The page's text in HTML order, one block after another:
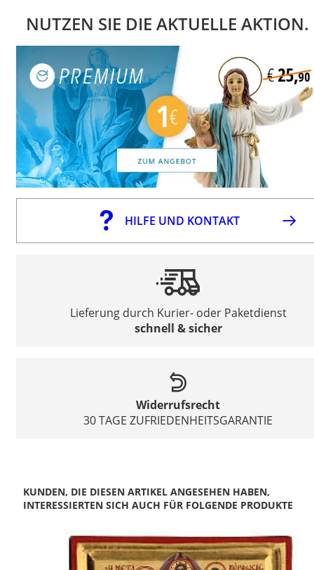
NUTZEN SIE DIE AKTUELLE AKTION.
HILFE UND KONTAKT
Lieferung durch Kurier- oder Paketdienst
schnell & sicher
Widerrufsrecht
30 TAGE ZUFRIEDENHEITSGARANTIE
KUNDEN, DIE DIESEN ARTIKEL ANGESEHEN HABEN,
INTERESSIERTEN SICH AUCH FÜR FOLGENDE PRODUKTE